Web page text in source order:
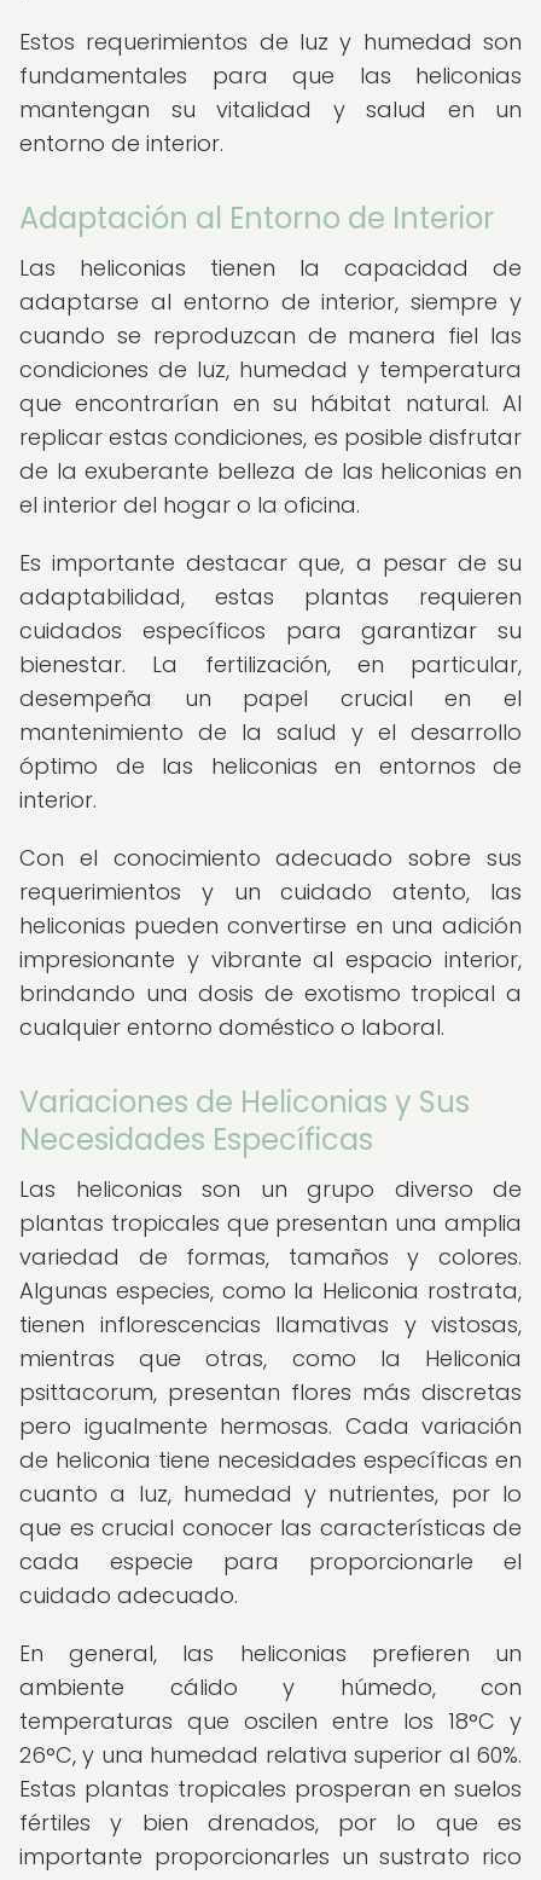
Estos requerimientos de luz y humedad son
fundamentales para que las heliconias
mantengan su vitalidad y salud en un
entorno de interior.
Adaptación al Entorno de Interior
Las heliconias tienen la capacidad de
adaptarse al entorno de interior, siempre y
cuando se reproduzcan de manera fiel las
condiciones de luz, humedad y temperatura
que encontrarían en su hábitat natural. Al
replicar estas condiciones, es posible disfrutar
de la exuberante belleza de las heliconias en
el interior del hogar o la oficina.
Es importante destacar que, a pesar de su
adaptabilidad, estas plantas requieren
cuidados específicos para garantizar su
bienestar. La fertilización, en particular,
desempeña un papel crucial en el
mantenimiento de la salud y el desarrollo
óptimo de las heliconias en entornos de
interior.
Con el conocimiento adecuado sobre sus
requerimientos y un cuidado atento, las
heliconias pueden convertirse en una adición
impresionante y vibrante al espacio interior,
brindando una dosis de exotismo tropical a
cualquier entorno doméstico o laboral.
Variaciones de Heliconias y Sus
Necesidades Específicas
Las heliconias son un grupo diverso de
plantas tropicales que presentan una amplia
variedad de formas, tamaños y colores.
Algunas especies, como la Heliconia rostrata,
tienen inflorescencias llamativas y vistosas,
mientras que otras, como la Heliconia
psittacorum, presentan flores más discretas
pero igualmente hermosas. Cada variación
de heliconia tiene necesidades específicas en
cuanto a luz, humedad y nutrientes, por lo
que es crucial conocer las características de
cada especie para proporcionarle el
cuidado adecuado.
En general, las heliconias prefieren un
ambiente cálido y húmedo, con
temperaturas que oscilen entre los 18°C y
26°C, y una humedad relativa superior al 60%.
Estas plantas tropicales prosperan en suelos
fértiles y bien drenados, por lo que es
importante proporcionarles un sustrato rico